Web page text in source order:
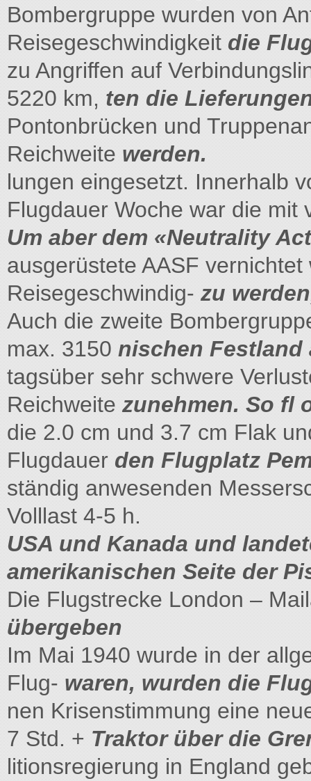
Bombergruppe wurden von
Reisegeschwindigkeit die
zu Angriffen auf
5220 km, ten die
Pontonbrücken und
Reichweite werden.
lungen eingesetzt. Innerhalb
Flugdauer Woche war die mit
Um aber dem «Neutrality
ausgerüstete AASF
Reisegeschwindig- zu
Auch die zweite
max. 3150 nischen Festland
tagsüber sehr schwere
Reichweite zunehmen. So fl
die 2.0 cm und 3.7 cm Flak
Flugdauer den Flugplatz
ständig anwesenden
Volllast 4-5 h.
USA und Kanada und
amerikanischen Seite der
Die Flugstrecke London –
übergeben
Im Mai 1940 wurde in der
Flug- waren, wurden die
nen Krisenstimmung eine
7 Std. + Traktor über die
litionsregierung in England